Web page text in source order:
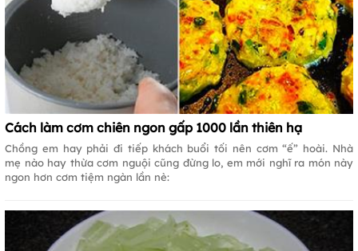
Cách làm cơm chiên ngon gấp 1000 lần thiên hạ
Chồng em hay phải đi tiếp khách buổi tối nên cơm “ế” hoài. Nhà
mẹ nào hay thừa cơm nguội cũng đừng lo, em mới nghĩ ra món này
ngon hơn cơm tiệm ngàn lần nè: